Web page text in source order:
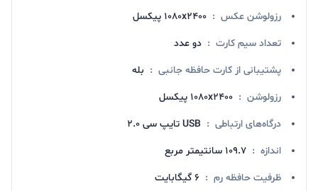
رزولوشن عکس : 1080x2400 پیکسل
تعداد سیم کارت : دو عدد
پشتیبانی از کارت حافظه جانبی : بله
رزولوشن : 1080x2400 پیکسل
درگاه‌های ارتباطی : USB تایپ سی 2.0
اندازه : 109.7 سانتیمتر مربع
ظرفیت حافظه رم : 6 گیگابایت